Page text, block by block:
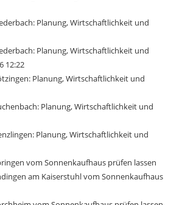
Planung, Wirtschaftlichkeit und
Planung, Wirtschaftlichkeit und
12:22
Planung, Wirtschaftlichkeit und
Planung, Wirtschaftlichkeit und
Planung, Wirtschaftlichkeit und
vom Sonnenkaufhaus prüfen lassen
am Kaiserstuhl vom Sonnenkaufhaus